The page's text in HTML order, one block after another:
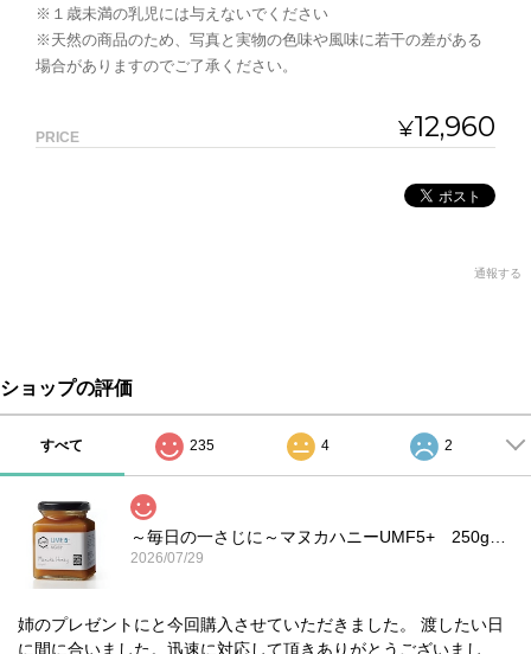
※１歳未満の乳児には与えないでください
※天然の商品のため、写真と実物の色味や風味に若干の差がある
場合がありますのでご了承ください。
PRICE ¥12,960
通報する
ショップの評価
すべて 235 4 2
2026/07/29
姉のプレゼントにと今回購入させていただきました。 渡したい日
に間に合いました。迅速に対応して頂きありがとうございまし